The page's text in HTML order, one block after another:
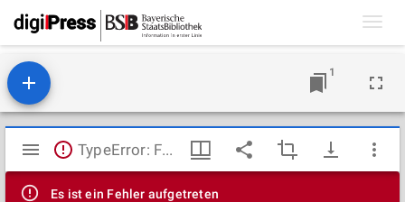
1
Mirador
Viewer
TypeError: Failed to fetch
Es ist ein Fehler aufgetreten